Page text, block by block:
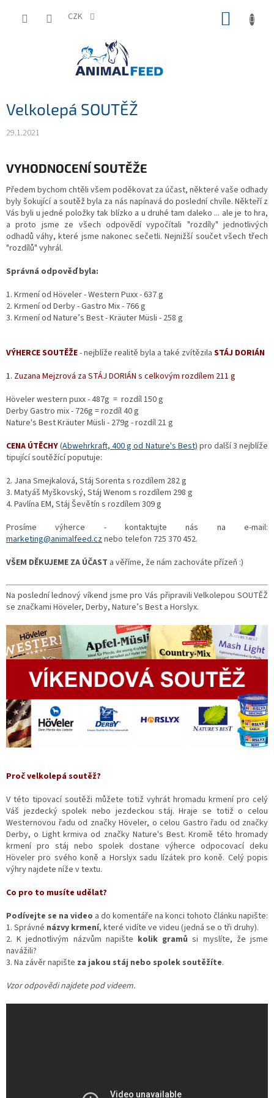
CZK
Velkolepá SOUTĚŽ
29.1.2021
VYHODNOCENÍ SOUTĚŽE
Předem bychom chtěli všem poděkovat za účast, některé vaše odhady
byly šokující a soutěž byla za nás napínavá do poslední chvíle. Někteří z
Vás byli u jedné položky tak blízko a u druhé tam daleko ... ale je to hra,
a proto jsme ze všech odpovědí vypočítali "rozdíly" jednotlivých
odhadů váhy, které jsme nakonec sečetli. Nejnižší součet všech třech
"rozdílů" vyhrál.
Správná odpověď byla:
1. Krmení od Höveler - Western Puxx - 637 g
2. Krmení od Derby- Gastro Mix - 766 g
3. Krmení od Nature’s Best - Kräuter Müsli - 258 g
VÝHERCE SOUTĚŽE- nejblíže realitě byla a také zvítězila STÁJ DORIÁN
1. Zuzana Mejzrová za STÁJ DORIÁN s celkovým rozdílem 211 g
Höveler western puxx - 487g = rozdíl 150 g
Derby Gastro mix - 726g = rozdíl 40 g
Nature's Best Kräuter Müsli - 279g - rozdíl 21 g
CENA ÚTĚCHY(Abwehrkraft, 400 g od Nature's Best)pro další 3 nejblíže
tipující soutěžící poputuje:
2. Jana Smejkalová, Stáj Sorenta s rozdílem 282 g
3. Matyáš Myškovský, Stáj Wenom s rozdílem 298 g
4. Pavlína EM, Stáj Ševětín s rozdílem 309 g
Prosíme výherce - kontaktujte nás na e-mail:
marketing@animalfeed.cznebo telefon 725 370 452.
VŠEM DĚKUJEME ZA ÚČAST a věříme, že nám zachováte přízeň :)
Na poslední lednový víkend jsme pro Vás připravili Velkolepou SOUTĚŽ
se značkami Höveler, Derby, Nature’s Best a Horslyx.
Proč velkolepá soutěž?
V této tipovací soutěži můžete totiž vyhrát hromadu krmení pro celý
Váš jezdecký spolek nebo jezdeckou stáj. Hraje se totiž o celou
Westernovou řadu od značky Höveler, o celou Gastro řadu od značky
Derby, o Light krmiva od značky Nature's Best. Kromě této hromady
krmení pro stáj nebo spolek dostane výherce odpocovací deku
Höveler pro svého koně a Horslyx sadu lízátek pro koně. Celý popis
výhry najdete níže v textu.
Co pro to musíte udělat?
Podívejte se na video a do komentáře na konci tohoto článku napište:
1. Správné názvy krmení, které vidíte ve videu (jedná se o tři druhy).
2. K jednotlivým názvům napište kolik gramůsi myslíte, že jsme
navážili?
3. Na závěr napište za jakou stáj nebo spolek soutěžíte.
Vzor odpovědi najdete pod videem.